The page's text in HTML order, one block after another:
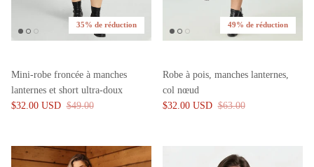
35% de réduction
Mini-robe froncée à manches
lanternes et short ultra-doux
$32.00 USD $49.00
49% de réduction
Robe à pois, manches lanternes,
col nœud
$32.00 USD $63.00